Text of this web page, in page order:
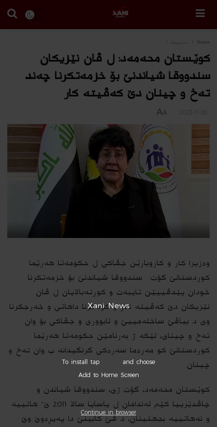
Home دەسپێک ١
کوێستان محەمەد: ل ڤان نێزیكان
سندووقا شیاندنێ بۆ خزمەتکرنا چەند
ته‌خ و چینان دێ كەڤیتە كار
A
A
وەزیرا کار و کاروبارێن جڤاكی ل حكومه‌تا هه‌رێما
كوردستانێ گۆت: سندووقا شیاندنێ بۆ خزمەتکرنا
خودان پێدڤییێن تایبەت و کورتەبالایان ل ڤان
نێزیكان دێ کەڤیتە کار و كۆمكرنا داهاتی و خەرجكرنا
وی د بیاڤێ ساخله‌مییێ و ئابووری و جڤاكی بۆ وان
ته‌خ و چینای، ئێکە ژ بەرنامێن حکومەتا هەرێما
کوردستانێ کو مەره‌ما سەرەکی گرنگیدانە ب وان ته‌خ و
چینان.
کوێستان محەمەد، گۆت ژی، سندووقا شیاندن و
چاڤدێرییا كێم ئەندامان ل یاسایا سالا 2011 ێ” هاتییە
و نه‌هاتییه‌ بجهئینان، د ڤێ كابینێ دا پەیڕەوێ وێ
Xani News
To install tap
and choose
Add to Home Screen
Continue in browser